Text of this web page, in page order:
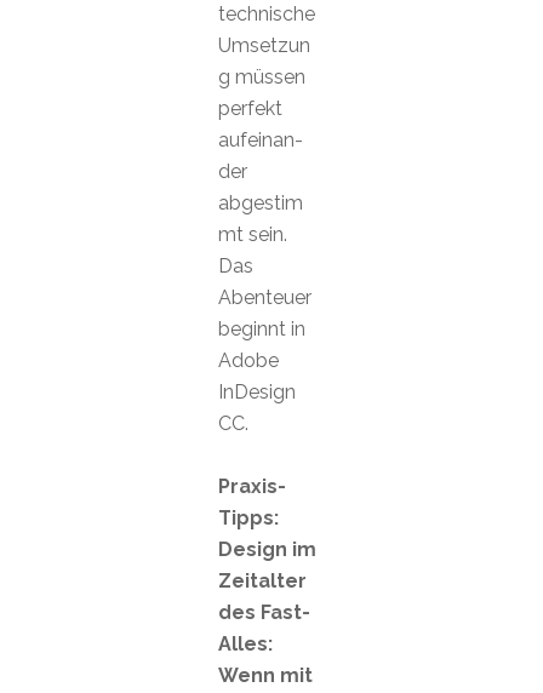
technische
Umsetzun
g müssen
perfekt
aufeinan-
der
abgestim
mt sein.
Das
Abenteuer
beginnt in
Adobe
InDesign
CC.
Praxis-
Tipps:
Design im
Zeitalter
des Fast-
Alles:
Wenn mit